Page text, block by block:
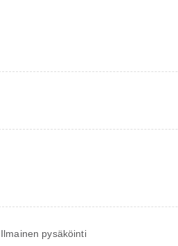
Ilmainen pysäköinti